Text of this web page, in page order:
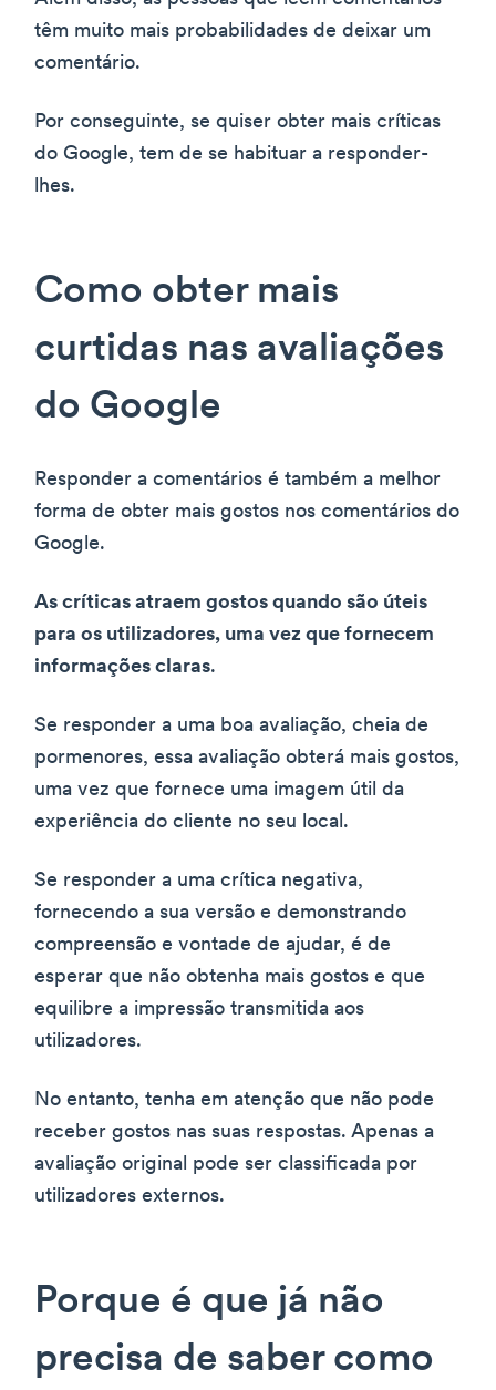
têm muito mais probabilidades de deixar um
comentário.
Por conseguinte, se quiser obter mais críticas
do Google, tem de se habituar a responder-
lhes.
Como obter mais
curtidas nas avaliações
do Google
Responder a comentários é também a melhor
forma de obter mais gostos nos comentários do
Google.
As críticas atraem gostos quando são úteis
para os utilizadores, uma vez que fornecem
informações claras.
Se responder a uma boa avaliação, cheia de
pormenores, essa avaliação obterá mais gostos,
uma vez que fornece uma imagem útil da
experiência do cliente no seu local.
Se responder a uma crítica negativa,
fornecendo a sua versão e demonstrando
compreensão e vontade de ajudar, é de
esperar que não obtenha mais gostos e que
equilibre a impressão transmitida aos
utilizadores.
No entanto, tenha em atenção que não pode
receber gostos nas suas respostas. Apenas a
avaliação original pode ser classificada por
utilizadores externos.
Porque é que já não
precisa de saber como